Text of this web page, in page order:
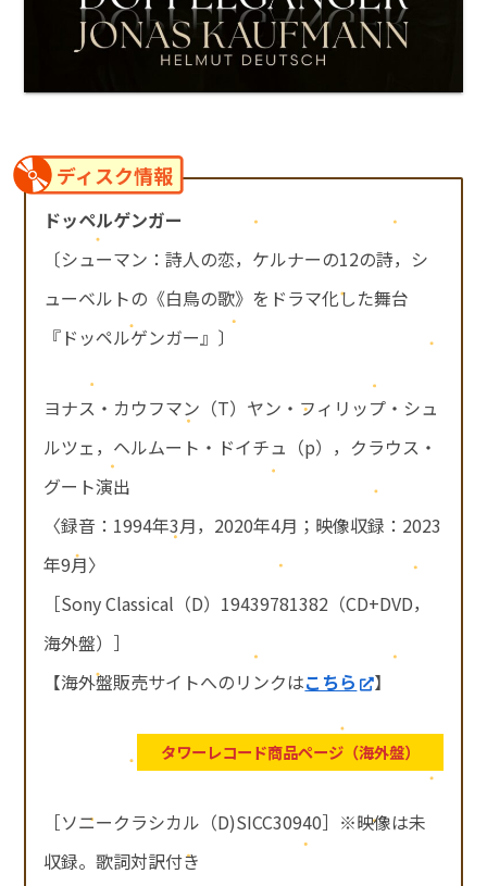
ディスク情報
ドッペルゲンガー
〔シューマン：詩人の恋，ケルナーの12の詩，シ
ューベルトの《白鳥の歌》をドラマ化した舞台
『ドッペルゲンガー』〕
ヨナス・カウフマン（T）ヤン・フィリップ・シュ
ルツェ，ヘルムート・ドイチュ（p），クラウス・
グート演出
〈録音：1994年3月，2020年4月；映像収録：2023
年9月〉
［Sony Classical（D）19439781382（CD+DVD，
海外盤）］
【海外盤販売サイトへのリンクはこちら 】
タワーレコード商品ページ（海外盤）
［ソニークラシカル（D)SICC30940］※映像は未
収録。歌詞対訳付き